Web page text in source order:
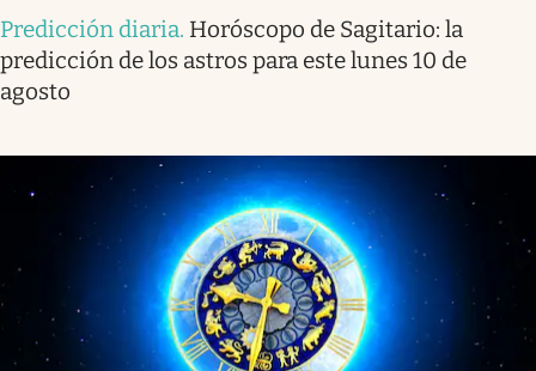
Predicción diaria. Horóscopo de Sagitario: la
predicción de los astros para este lunes 10 de
agosto